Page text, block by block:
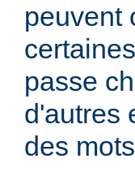
peuvent
passe
d'autres
des